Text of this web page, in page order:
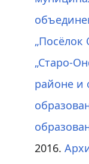
„Посёлок
„Старо-
районе и
2016.